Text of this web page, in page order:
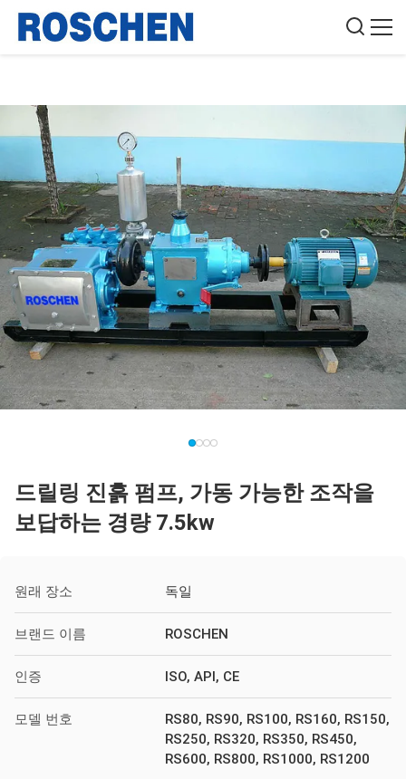
드릴링 진흙 펌프, 가동 가능한 조작을
보답하는 경량 7.5kw
원래 장소 독일
브랜드 이름 ROSCHEN
인증 ISO, API, CE
모델 번호
RS80, RS90, RS100, RS160, RS150,
RS250, RS320, RS350, RS450,
RS600, RS800, RS1000, RS1200